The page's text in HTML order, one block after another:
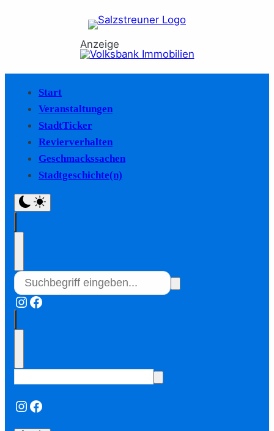
Anzeige
Start
Veranstaltungen
StadtTicker
Revierverhalten
Geschmackssachen
Stadtgeschichte(n)
Instagram
Facebook
Instagram
Facebook